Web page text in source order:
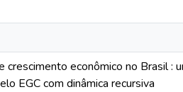
econômico no Brasil :
EGC com dinâmica recursiva